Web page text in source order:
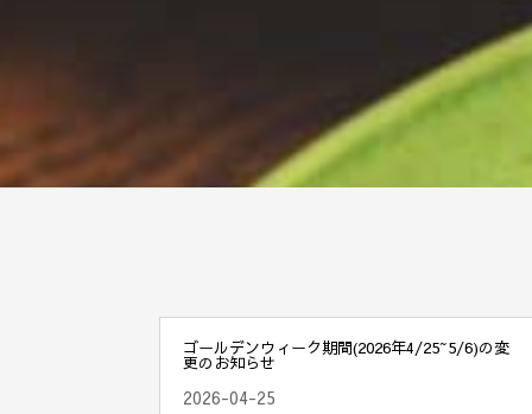
ゴールデンウィーク期間(2026年4/25~5/6)の変
更のお知らせ
2026-04-25